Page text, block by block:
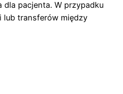
dla pacjenta. W przypadku
lub transferów między